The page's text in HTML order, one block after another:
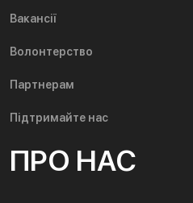
Вакансії
Волонтерство
Партнерам
Підтримайте нас
ПРО НАС